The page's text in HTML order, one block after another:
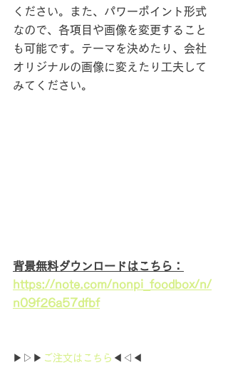
ください。また、パワーポイント形式
なので、各項目や画像を変更すること
も可能です。テーマを決めたり、会社
オリジナルの画像に変えたり工夫して
みてください。
背景無料ダウンロードはこちら：
https://note.com/nonpi_foodbox/n/
n09f26a57dfbf
▶▷▶ ご注文はこちら ◀◁◀